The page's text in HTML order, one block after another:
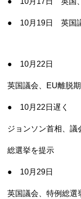
● 10月19日 英国
● 10月22日
英国議会、EU離脱
● 10月22日遅く
ジョンソン首相、議
総選挙を提示
● 10月29日
英国議会、特例総選